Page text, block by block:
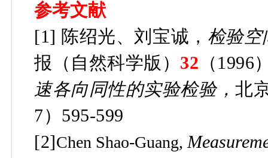
参考文献
[1] 陈绍光、刘宝诚 ， 检验空
报（自然科学版） 32 （1996
速各向同性的实验检验，北
7） 595-599
[2]Chen Shao-Guang,